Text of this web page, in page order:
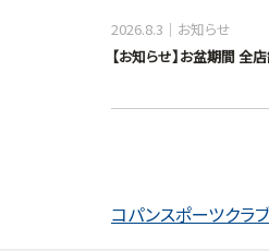
コパンスポーツクラ
【お知らせ】お盆期間 全
2026.8.3
お知らせ